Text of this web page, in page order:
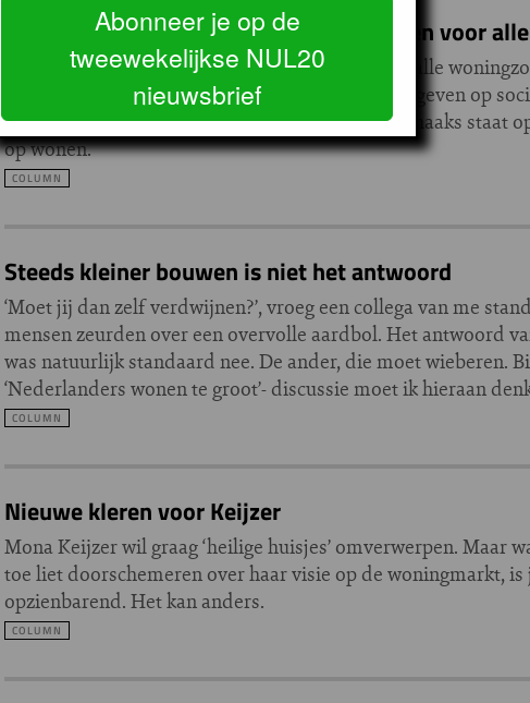
Kabinet wil helemaal geen ‘gelijke kansen voor
Het kabinet beroept zich op ‘gelijke kansen voor alle
bij de keuze om statushouders geen voorrang te geven op
Het is een valse drogredenering voor beleid dat haaks staat
op wonen.
COLUMN
Steeds kleiner bouwen is niet het antwoord
‘Moet jij dan zelf verdwijnen?’, vroeg een collega van me
mensen zeurden over een overvolle aardbol. Het antwoord
was natuurlijk standaard nee. De ander, die moet wieberen.
‘Nederlanders wonen te groot’- discussie moet ik hieraan
COLUMN
Nieuwe kleren voor Keijzer
Mona Keijzer wil graag ‘heilige huisjes’ omverwerpen. Maar
toe liet doorschemeren over haar visie op de woningmarkt,
opzienbarend. Het kan anders.
COLUMN
Abonneer je op de
tweewekelijkse NUL20
nieuwsbrief